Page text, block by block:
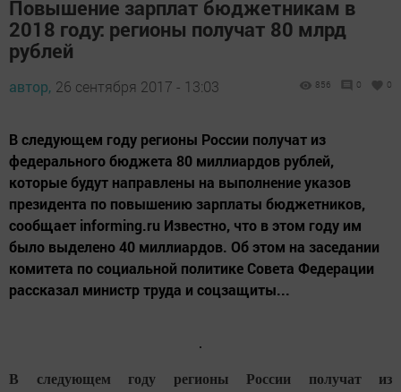
Повышение зарплат бюджетникам в
2018 году: регионы получат 80 млрд
рублей
автор, 26 сентября 2017 - 13:03 856 0 0
В следующем году регионы России получат из
федерального бюджета 80 миллиардов рублей,
которые будут направлены на выполнение указов
президента по повышению зарплаты бюджетников,
сообщает informing.ru Известно, что в этом году им
было выделено 40 миллиардов. Об этом на заседании
комитета по социальной политике Совета Федерации
рассказал министр труда и соцзащиты...
В следующем году регионы России получат из